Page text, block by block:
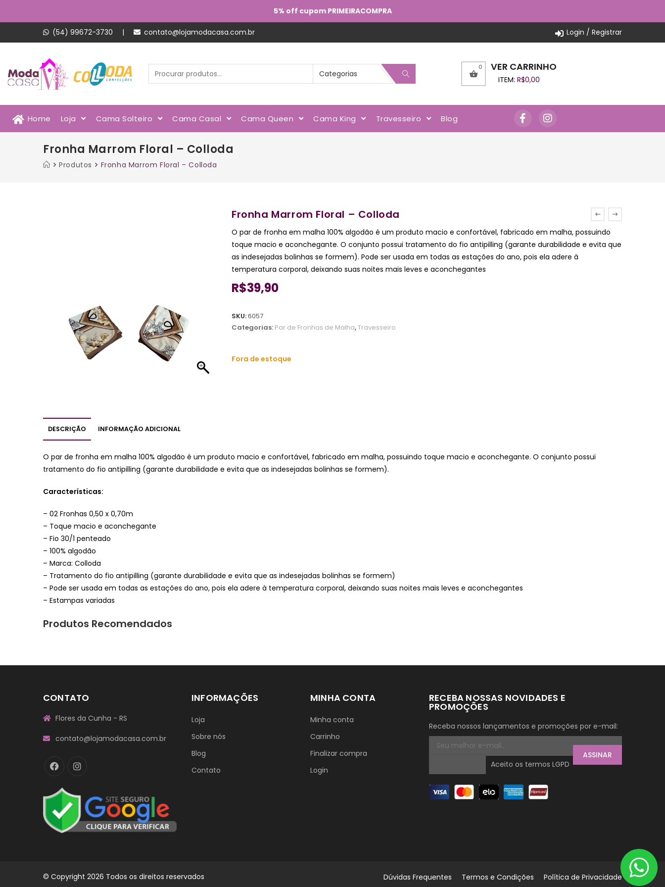
5% off cupom PRIMEIRACOMPRA
Login / Registrar
(54) 99672-3730 | contato@lojamodacasa.com.br
0 VER CARRINHO
ITEM: R$0,00
Home Loja Cama Solteiro Cama Casal Cama Queen Cama King Travesseiro Blog
Fronha Marrom Floral – Colloda
Produtos Fronha Marrom Floral – Colloda
Fronha Marrom Floral – Colloda
O par de fronha em malha 100% algodão é um produto macio e confortável, fabricado em malha, possuindo
toque macio e aconchegante. O conjunto possui tratamento do fio antipilling (garante durabilidade e evita que
as indesejadas bolinhas se formem). Pode ser usada em todas as estações do ano, pois ela adere à
temperatura corporal, deixando suas noites mais leves e aconchegantes
R$39,90
SKU:6057
Categorias: Par de Fronhas de Malha,Travesseiro
Fora de estoque
DESCRIÇÃO INFORMAÇÃO ADICIONAL
O par de fronha em malha 100% algodão é um produto macio e confortável, fabricado em malha, possuindo toque macio e aconchegante. O conjunto possui
tratamento do fio antipilling (garante durabilidade e evita que as indesejadas bolinhas se formem).
Características:
– 02 Fronhas 0,50 x 0,70m
– Toque macio e aconchegante
– Fio 30/1 penteado
– 100% algodão
– Marca: Colloda
– Tratamento do fio antipilling (garante durabilidade e evita que as indesejadas bolinhas se formem)
– Pode ser usada em todas as estações do ano, pois ela adere à temperatura corporal, deixando suas noites mais leves e aconchegantes
– Estampas variadas
Produtos Recomendados
CONTATO
Flores da Cunha - RS
contato@lojamodacasa.com.br
INFORMAÇÕES
Loja
Sobre nós
Blog
Contato
MINHA CONTA
Minha conta
Carrinho
Finalizar compra
Login
RECEBA NOSSAS NOVIDADES E
PROMOÇÕES
Receba nossos lançamentos e promoções por e-mail:
ASSINAR
Aceito os termos LGPD
Dúvidas Frequentes Termos e Condições Política de Privacidade
© Copyright 2026 Todos os direitos reservados